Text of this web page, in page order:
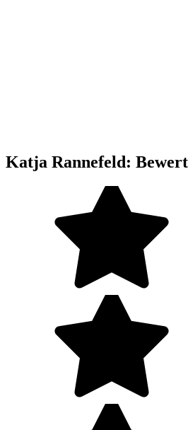
Katja Rannefeld: